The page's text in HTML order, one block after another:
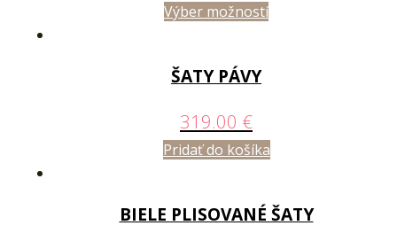
Výber možností
ŠATY PÁVY
319.00 €
Pridať do košíka
BIELE PLISOVANÉ ŠATY